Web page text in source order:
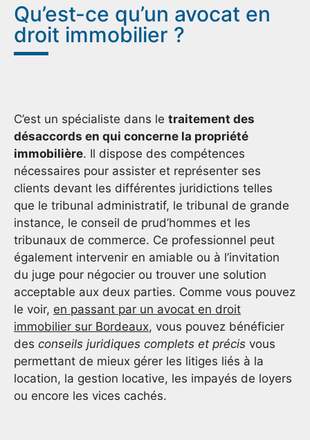
Qu’est-ce qu’un avocat en
droit immobilier ?
C’est un spécialiste dans le traitement des
désaccords en qui concerne la propriété
immobilière. Il dispose des compétences
nécessaires pour assister et représenter ses
clients devant les différentes juridictions telles
que le tribunal administratif, le tribunal de grande
instance, le conseil de prud’hommes et les
tribunaux de commerce. Ce professionnel peut
également intervenir en amiable ou à l’invitation
du juge pour négocier ou trouver une solution
acceptable aux deux parties. Comme vous pouvez
le voir, en passant par un avocat en droit
immobilier sur Bordeaux, vous pouvez bénéficier
des conseils juridiques complets et précis vous
permettant de mieux gérer les litiges liés à la
location, la gestion locative, les impayés de loyers
ou encore les vices cachés.